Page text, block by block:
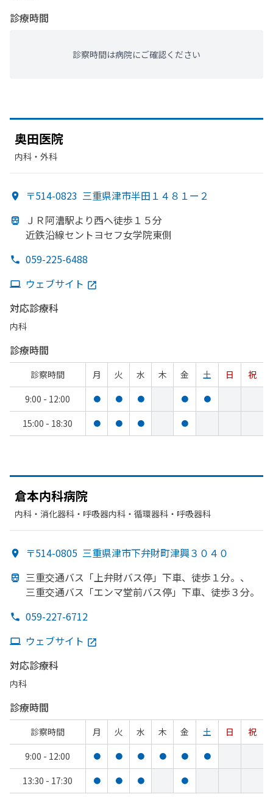
診療時間
診察時間は病院にご確認ください
奥田医院
内科・​外科
〒514-0823 三重県津市半田１４８１ー２
ＪＲ阿漕駅より西へ徒歩１５分
近鉄沿線セントヨセフ女学院東側
059-225-6488
ウェブサイト
対応診療科
内科
診療時間
診察時間 月 火 水 木 金 土 日
祝
9:00 - 12:00
● ● ● ● ●
15:00 - 18:30 ● ● ● ●
倉本内科病院
内科・​消化器科・​呼吸器内科・​循環器科・​呼吸器科
〒514-0805 三重県津市下弁財町津興３０４０
三重交通バス「上弁財バス停」 下車、 徒歩１分。、
三重交通バス「エンマ堂前バス停」 下車、 徒歩３分。
059-227-6712
ウェブサイト
対応診療科
内科
診療時間
診察時間 月 火 水 木 金 土 日
祝
9:00 - 12:00
● ● ● ● ● ●
13:30 - 17:30 ● ● ● ●